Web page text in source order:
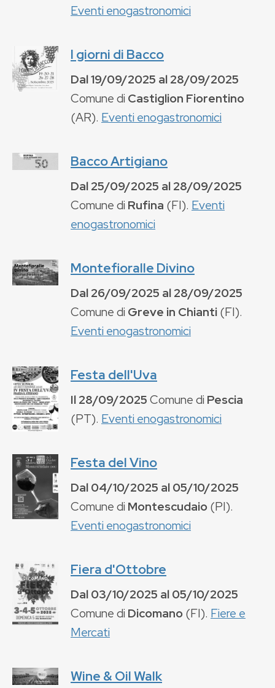
Eventi enogastronomici
I giorni di Bacco
Dal19/09/2025 al28/09/2025
Comune di Castiglion Fiorentino
(AR). Eventi enogastronomici
Bacco Artigiano
Dal25/09/2025 al28/09/2025
Comune di Rufina (FI). Eventi
enogastronomici
Montefioralle Divino
Dal26/09/2025 al28/09/2025
Comune di Greve in Chianti(FI).
Eventi enogastronomici
Festa dell'Uva
Il28/09/2025Comune di Pescia
(PT). Eventi enogastronomici
Festa del Vino
Dal04/10/2025 al05/10/2025
Comune di Montescudaio(PI).
Eventi enogastronomici
Fiera d'Ottobre
Dal03/10/2025 al05/10/2025
Comune di Dicomano(FI). Fiere e
Mercati
Wine & Oil Walk